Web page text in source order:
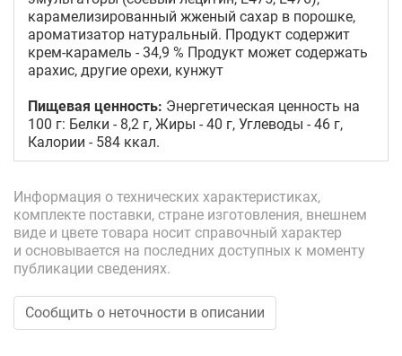
карамелизированный жженый сахар в порошке,
ароматизатор натуральный. Продукт содержит
крем-карамель - 34,9 % Продукт может содержать
арахис, другие орехи, кунжут
Пищевая ценность: Энергетическая ценность на
100 г: Белки - 8,2 г, Жиры - 40 г, Углеводы - 46 г,
Калории - 584 ккал.
Информация о технических характеристиках,
комплекте поставки, стране изготовления, внешнем
виде и цвете товара носит справочный характер
и основывается на последних доступных к моменту
публикации сведениях.
Сообщить о неточности в описании